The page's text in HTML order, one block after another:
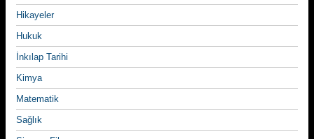
Hikayeler
Hukuk
İnkılap Tarihi
Kimya
Matematik
Sağlık